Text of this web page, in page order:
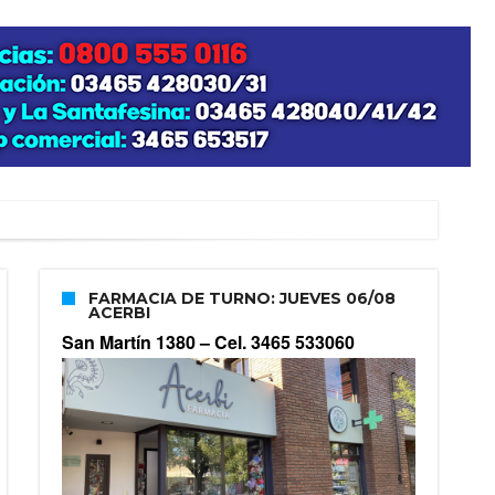
FARMACIA DE TURNO: JUEVES 06/08
ACERBI
San Martín 1380 –Cel. 3465 533060